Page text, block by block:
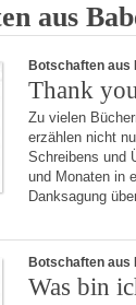
aus
Botschaften aus
Thank
Zu vielen
erzählen nicht
Schreibens und
und Monaten in
Danksagung
Botschaften aus
Was bin